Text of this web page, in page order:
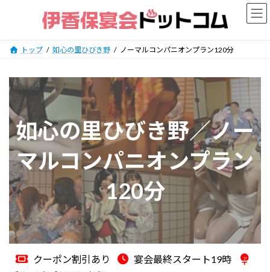
トップ 如心の里ひびき野 ノーマルコンパニオンプラン120分
如心の里ひびき野／ノー
マルコンパニオンプラン
120分
クーポン割引あり
宴会最終スタート19時